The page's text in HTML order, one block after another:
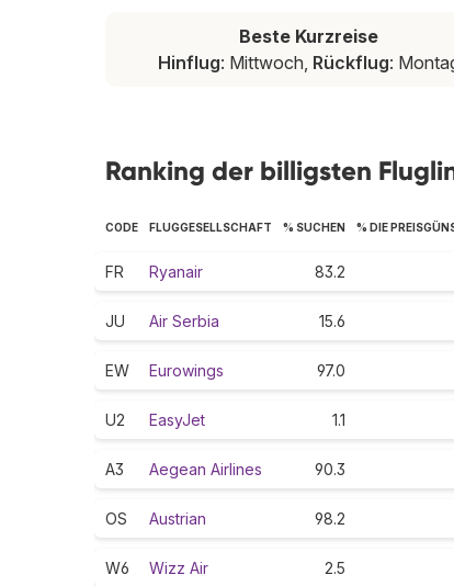
Beste Kurzreise
Hinflug: Mittwoch, Rückflug:
Ranking der billigsten
CODE FLUGGESELLSCHAFT % SUCHEN % DIE
FR Ryanair 83.2
JU Air Serbia 15.6
EW Eurowings 97.0
U2 EasyJet 1.1
A3 Aegean Airlines 90.3
OS Austrian 98.2
W6 Wizz Air 2.5